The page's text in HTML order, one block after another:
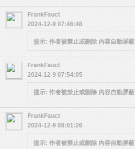
FrankFauct
2024-12-9 07:46:48
提示: 作者被禁止或刪除 內容自動屏蔽
FrankFauct
2024-12-9 07:54:05
提示: 作者被禁止或刪除 內容自動屏蔽
FrankFauct
2024-12-9 08:01:26
提示: 作者被禁止或刪除 內容自動屏蔽